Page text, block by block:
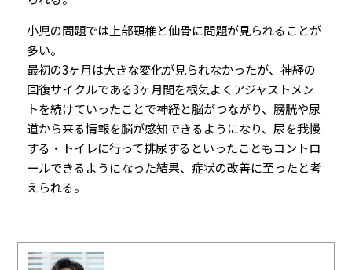
小児の問題では上部頸椎と仙骨に問題が見られることが
多い。
最初の3ヶ月は大きな変化が見られなかったが、神経の
回復サイクルである3ヶ月間を根気よくアジャストメン
トを続けていったことで神経と脳がつながり、膀胱や尿
道から来る情報を脳が感知できるようになり、尿を我慢
する・トイレに行って排尿するといったこともコントロ
ールできるようになった結果、症状の改善に至ったと考
えられる。